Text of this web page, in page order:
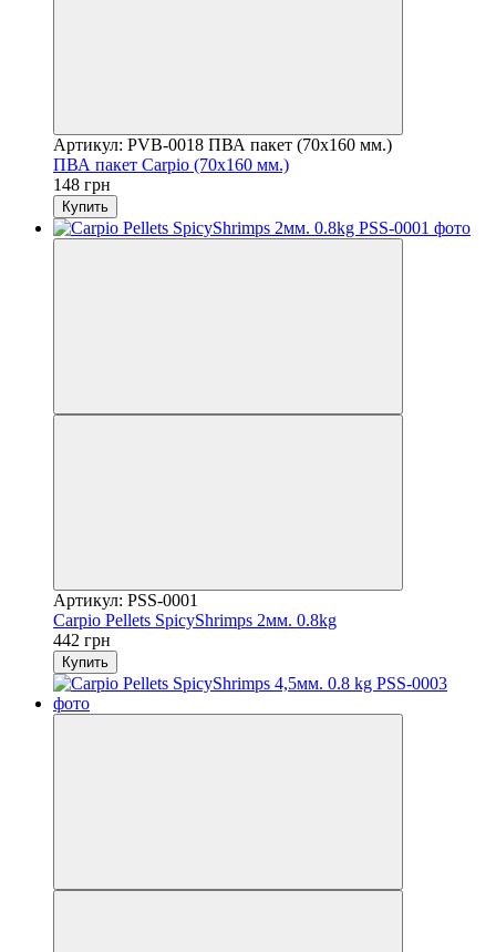
Артикул: PVB-0018 ПВА пакет (70х160 мм.)
ПВА пакет Carpio (70х160 мм.)
148 грн
Купить
Артикул: PSS-0001
Carpio Pellets SpicyShrimps 2мм. 0.8kg
442 грн
Купить